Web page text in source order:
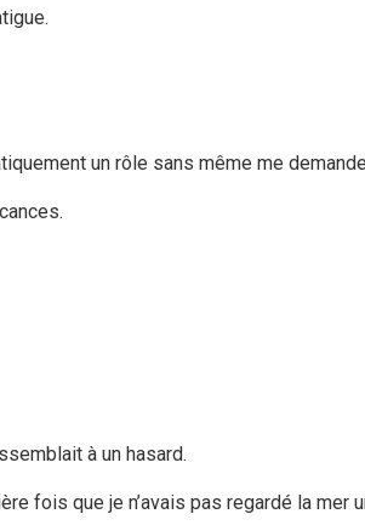
un rôle sans même me
à un hasard.
fois que je n’avais pas regardé la mer